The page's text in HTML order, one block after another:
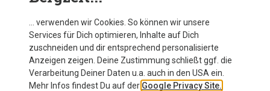
… verwenden wir Cookies. So können wir unsere
Services für Dich optimieren, Inhalte auf Dich
zuschneiden und dir entsprechend personalisierte
Anzeigen zeigen. Deine Zustimmung schließt ggf. die
Verarbeitung Deiner Daten u.a. auch in den USA ein.
Mehr Infos findest Du auf der Google Privacy Site.